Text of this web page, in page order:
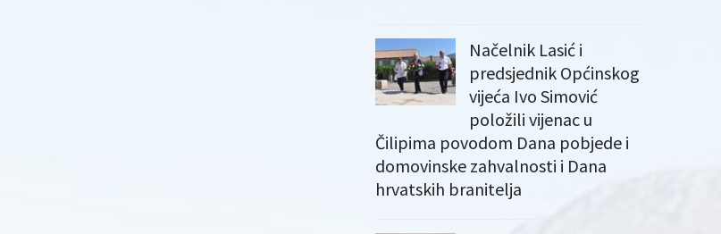
Načelnik Lasić i
predsjednik Općinskog
vijeća Ivo Simović
položili vijenac u
Čilipima povodom Dana pobjede i
domovinske zahvalnosti i Dana
hrvatskih branitelja